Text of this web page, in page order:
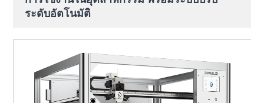
ระดับอัตโนมัติ